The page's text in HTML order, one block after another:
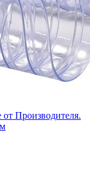
Производителя.